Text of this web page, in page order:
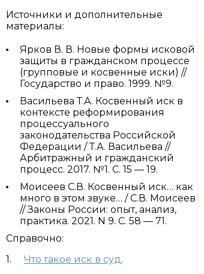
Источники и дополнительные
материалы:
Ярков В. В. Новые формы исковой
защиты в гражданском процессе
(групповые и косвенные иски) //
Государство и право. 1999. №9.
Васильева Т.А. Косвенный иск в
контексте реформирования
процессуального
законодательства Российской
Федерации / Т.А. Васильева //
Арбитражный и гражданский
процесс. 2017. №1. С. 15 — 19.
Моисеев С.В. Косвенный иск… как
много в этом звуке… / С.В. Моисеев
// Законы России: опыт, анализ,
практика. 2021. N 9. С. 58 — 71.
Справочно:
Что такое иск в суд.